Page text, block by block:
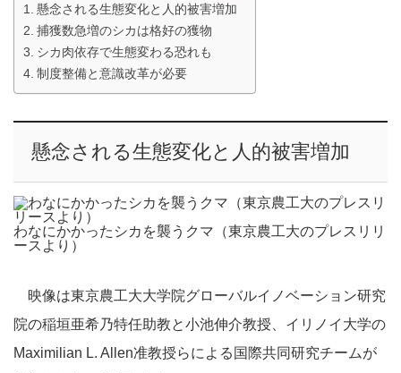
懸念される生態変化と人的被害増加
捕獲数急増のシカは格好の獲物
シカ肉依存で生態変わる恐れも
制度整備と意識改革が必要
懸念される生態変化と人的被害増加
わなにかかったシカを襲うクマ（東京農工大のプレスリリ
ースより）
映像は東京農工大大学院グローバルイノベーション研究
院の稲垣亜希乃特任助教と小池伸介教授、イリノイ大学の
Maximilian L. Allen准教授らによる国際共同研究チームが